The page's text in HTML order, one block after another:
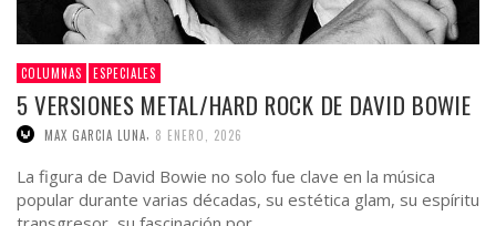
COLUMNAS ESPECIALES
5 VERSIONES METAL/HARD ROCK DE DAVID BOWIE
MAX GARCIA LUNA 8 ENERO, 2026
La figura de David Bowie no solo fue clave en la música
popular durante varias décadas, su estética glam, su espíritu